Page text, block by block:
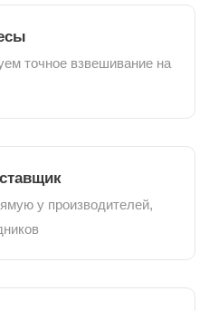
точное взвешивание на
у производителей,